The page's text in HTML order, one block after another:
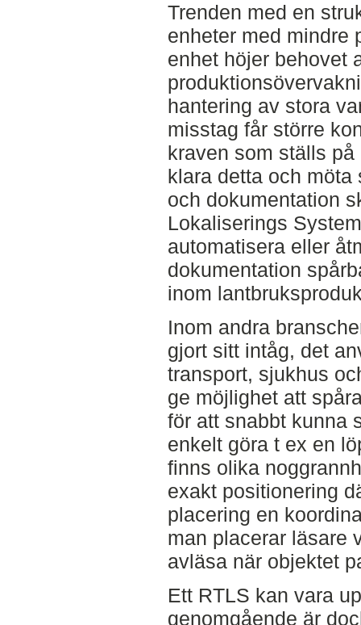
Trenden med en
enheter med mindre
enhet höjer behovet
hantering av stora
misstag får större
kraven som ställs
klara detta och möta
och dokumentation
Lokaliserings
automatisera eller
dokumentation
inom
Inom andra
gjort sitt intåg, det
transport, sjukhus
ge möjlighet att
för att snabbt kunna
enkelt göra t ex en
finns olika
exakt positionering
placering en
man placerar läsare
avläsa när objektet
Ett RTLS kan vara
genomgående är